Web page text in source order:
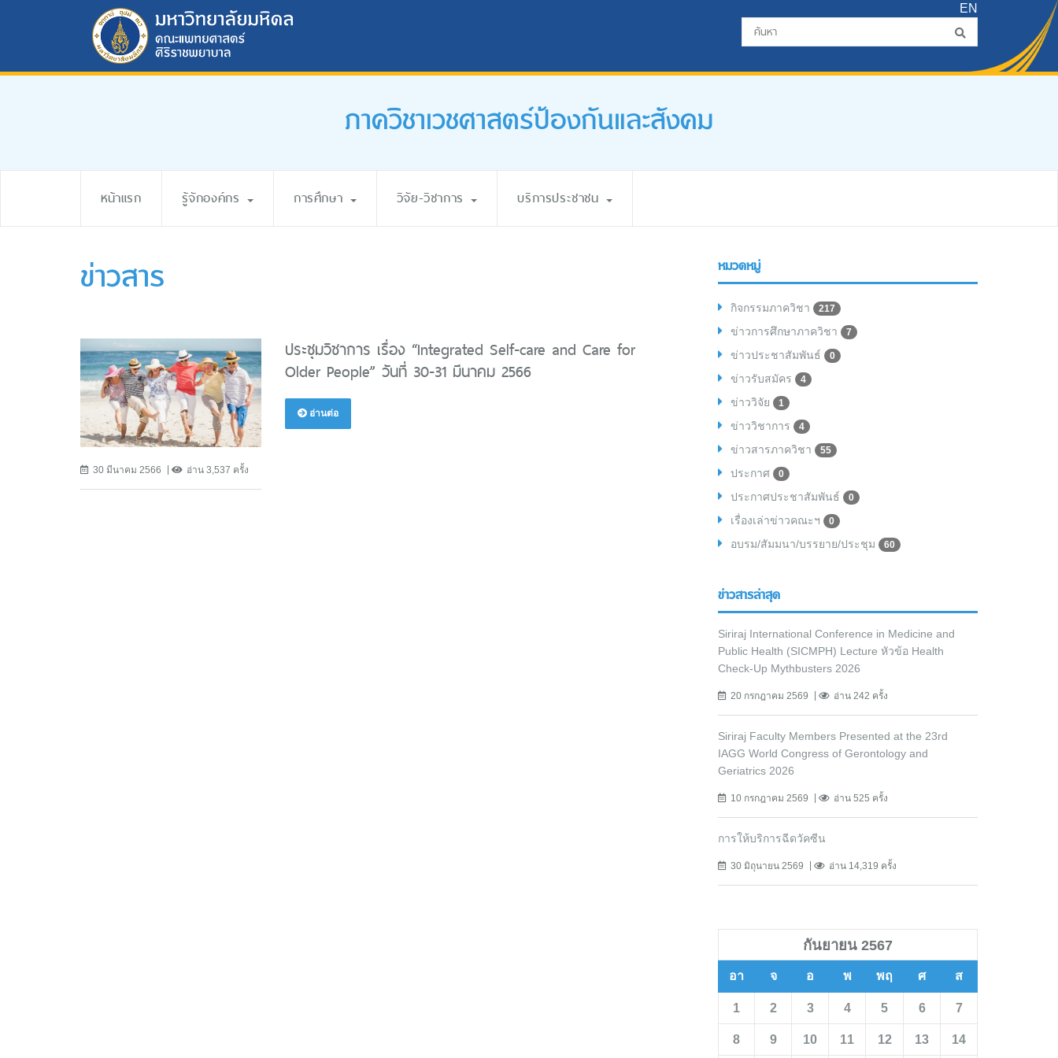
EN
ภาควิชาเวชศาสตร์ป้องกันและสังคม
หน้าแรก รู้จักองค์กร การศึกษา วิจัย-วิชาการ บริการประชาชน
ข่าวสาร
30 มีนาคม 2566 อ่าน 3,537 ครั้ง
ประชุมวิชาการ เรื่อง “Integrated Self-care and Care for
Older People” วันที่ 30-31 มีนาคม 2566
อ่านต่อ
หมวดหมู่
กิจกรรมภาควิชา 217
ข่าวการศึกษาภาควิชา 7
ข่าวประชาสัมพันธ์ 0
ข่าวรับสมัคร 4
ข่าววิจัย 1
ข่าววิชาการ 4
ข่าวสารภาควิชา 55
ประกาศ 0
ประกาศประชาสัมพันธ์ 0
เรื่องเล่าข่าวคณะฯ 0
อบรม/สัมมนา/บรรยาย/ประชุม 60
ข่าวสารล่าสุด
Siriraj International Conference in Medicine and
Public Health (SICMPH) Lecture หัวข้อ Health
Check-Up Mythbusters 2026
20 กรกฎาคม 2569 อ่าน 242 ครั้ง
Siriraj Faculty Members Presented at the 23rd
IAGG World Congress of Gerontology and
Geriatrics 2026
10 กรกฎาคม 2569 อ่าน 525 ครั้ง
การให้บริการฉีดวัคซีน
30 มิถุนายน 2569 อ่าน 14,319 ครั้ง
กันยายน 2567
อา จ อ พ พฤ ศ ส
1 2 3 4 5 6 7
8 9 10 11 12 13 14